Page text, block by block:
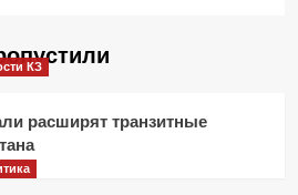
КЗ
расширят транзитные